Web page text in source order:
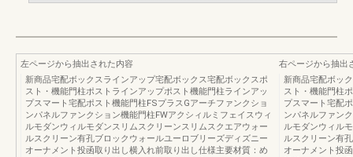
左ページから抽出された内容
新商品宅配ボックスラインアップ宅配ボックス宅配ボックスポ
スト・機能門柱ポストラインアップポスト機能門柱ラインアッ
プスマート宅配ポスト機能門柱FSプラスGアーチファンクショ
ンパネルファンクション機能門柱FWアクシィルミフェイスウィ
ルモダンウィルモダンスリムスクリーンスリムスクエアウォー
ルスクリーン有孔ブロックウォールユーロブリーズディズニー
オーナメント投函取り出し横入れ前取り出し仕様主要材質：め
右ページから抽出
新商品宅配ボッ
スト・機能門柱
プスマート宅配
ンパネルファン
ルモダンウィル
ルスクリーン有
オーナメント投